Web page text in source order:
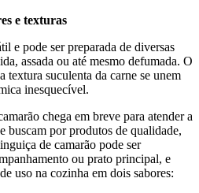
e texturas
e pode ser preparada de diversas
assada ou até mesmo defumada. O
textura suculenta da carne se unem
inesquecível.
chega em breve para atender a
buscam por produtos de qualidade,
de camarão pode ser
ou prato principal, e
uso na cozinha em dois sabores: